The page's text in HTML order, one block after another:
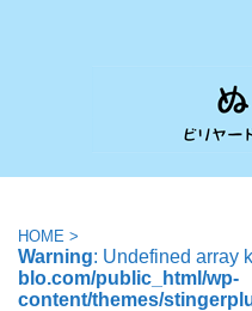
HOME >
Warning: Undefined array
blo.com/public_html/wp-
content/themes/